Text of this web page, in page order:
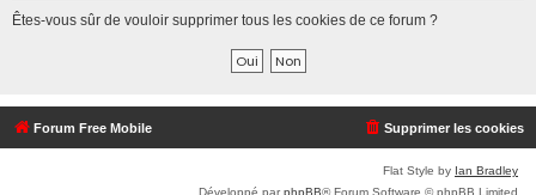
c
Êtes-vous sûr de vouloir supprimer tous les cookies de ce forum ?
Forum Free Mobile Supprimer les cookies
Flat Style by Ian Bradley
Développé parphpBB® Forum Software © phpBB Limited